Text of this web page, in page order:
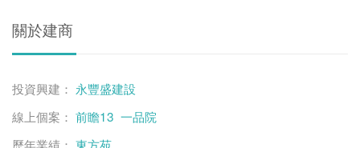
關於建商
投資興建： 永豐盛建設
線上個案： 前瞻13 一品院
歷年業績： 東方苑